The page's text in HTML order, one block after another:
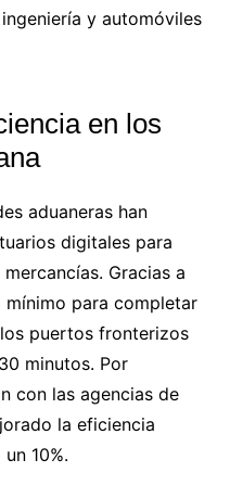
y automóviles
en los
aduaneras han
digitales para
Gracias a
para completar
puertos fronterizos
minutos. Por
con las agencias de
la eficiencia
10%.